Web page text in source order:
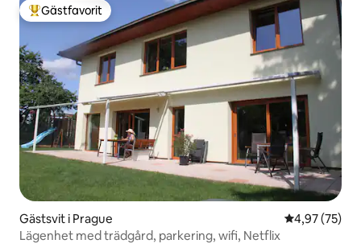
Populär gästfavorit
Gästfavorit
Gästsvit i Prague 4,97 av 5 i
4,97 (75)
Lägenhet med trädgård, parkering, wifi, Netflix